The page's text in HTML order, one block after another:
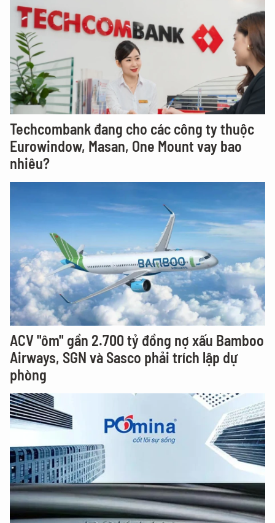
Techcombank đang cho các công ty thuộc
Eurowindow, Masan, One Mount vay bao
nhiêu?
ACV "ôm" gần 2.700 tỷ đồng nợ xấu Bamboo
Airways, SGN và Sasco phải trích lập dự
phòng